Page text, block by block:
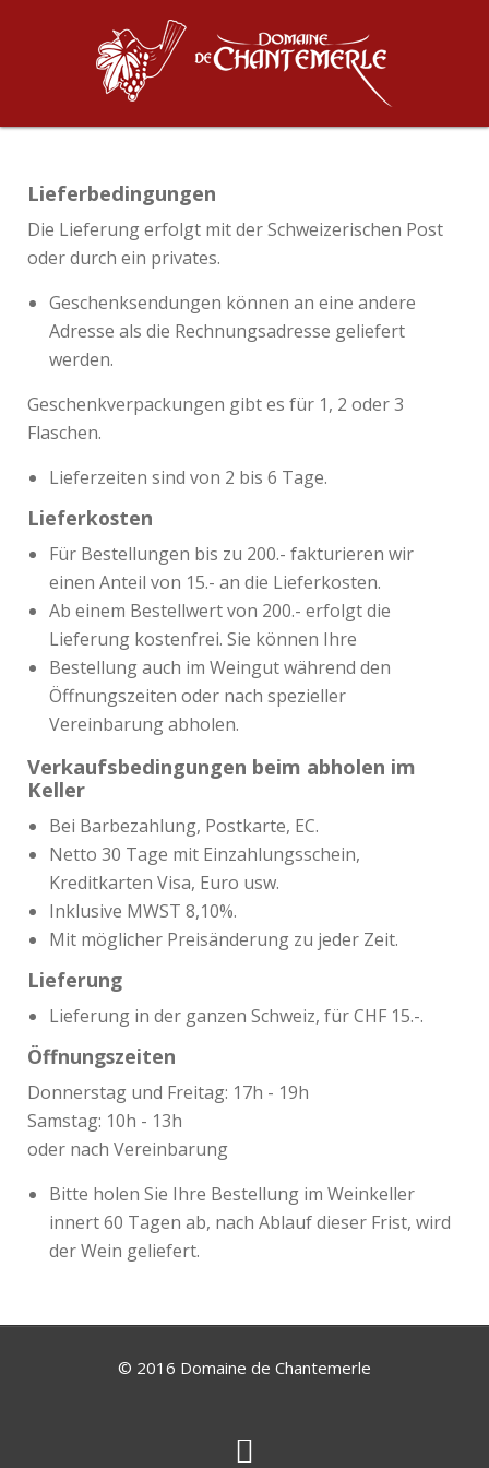
Lieferbedingungen
Die Lieferung erfolgt mit der Schweizerischen Post
oder durch ein privates.
Geschenksendungen können an eine andere
Adresse als die Rechnungsadresse geliefert
werden.
Geschenkverpackungen gibt es für 1, 2 oder 3
Flaschen.
Lieferzeiten sind von 2 bis 6 Tage.
Lieferkosten
Für Bestellungen bis zu 200.- fakturieren wir
einen Anteil von 15.- an die Lieferkosten.
Ab einem Bestellwert von 200.- erfolgt die
Lieferung kostenfrei. Sie können Ihre
Bestellung auch im Weingut während den
Öffnungszeiten oder nach spezieller
Vereinbarung abholen.
Verkaufsbedingungen beim abholen im
Keller
Bei Barbezahlung, Postkarte, EC.
Netto 30 Tage mit Einzahlungsschein,
Kreditkarten Visa, Euro usw.
Inklusive MWST 8,10%.
Mit möglicher Preisänderung zu jeder Zeit.
Lieferung
Lieferung in der ganzen Schweiz, für CHF 15.-.
Öffnungszeiten
Donnerstag und Freitag: 17h - 19h
Samstag: 10h - 13h
oder nach Vereinbarung
Bitte holen Sie Ihre Bestellung im Weinkeller
innert 60 Tagen ab, nach Ablauf dieser Frist, wird
der Wein geliefert.
© 2016 Domaine de Chantemerle